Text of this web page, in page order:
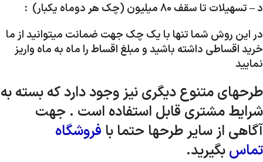
د – تسهیلات تا سقف 80 میلیون (چک هر دوماه یکبار) :
در این روش شما تنها با یک چک جهت ضمانت میتوانید از ما
خرید اقساطی داشته باشید و مبلغ اقساط را ماه به ماه واریز
نمایید
طرحهای متنوع دیگری نیز وجود دارد که بسته به
شرایط مشتری قابل استفاده است . جهت
آگاهی از سایر طرحها حتما با فروشگاه
تماسبگیرید.